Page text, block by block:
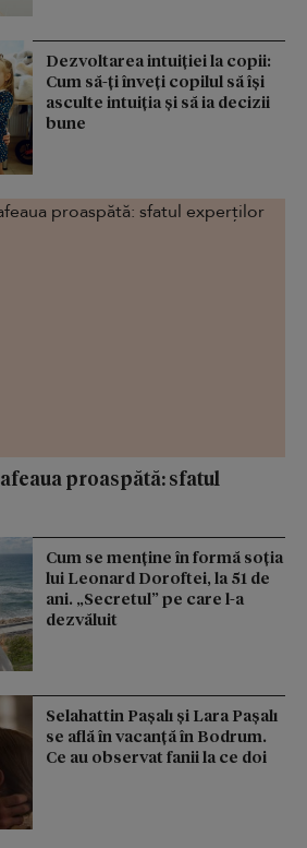
Dezvoltarea intuiției la copii:
Cum să-ți înveți copilul să își
asculte intuiția și să ia decizii
bune
proaspătă: sfatul
Cum se menţine în formă soţia
lui Leonard Doroftei, la 51 de
ani. „Secretul” pe care l-a
dezvăluit
Selahattin Paşalı și Lara Paşalı
se află în vacanță în Bodrum.
Ce au observat fanii la ce doi